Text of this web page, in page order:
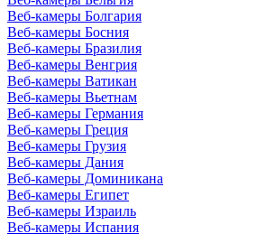
Веб-камеры Болгария
Веб-камеры Босния
Веб-камеры Бразилия
Веб-камеры Венгрия
Веб-камеры Ватикан
Веб-камеры Вьетнам
Веб-камеры Германия
Веб-камеры Греция
Веб-камеры Грузия
Веб-камеры Дания
Веб-камеры Доминикана
Веб-камеры Египет
Веб-камеры Израиль
Веб-камеры Испания